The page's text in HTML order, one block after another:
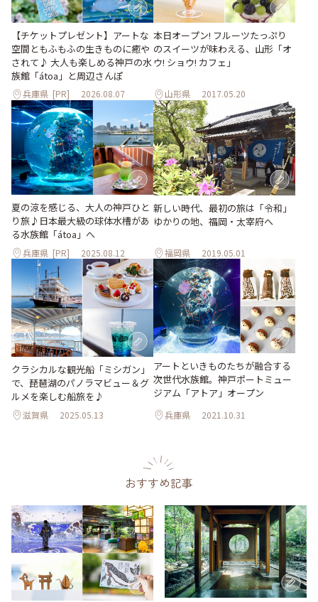
【チケットプレゼント】アートな
空間ともふもふの生きものに癒や
されて♪ 大人も楽しめる神戸の水
族館「átoa」と周辺さんぽ
兵庫県 [PR] 2026.08.07
本日オープン! フルーツたっぷり
のスイーツが味わえる、山形「オ
ウ! ショウ! カフェ」
山形県 2017.05.20
夏の涼を感じる、大人の神戸ひと
り旅♪日本最大級の球体水槽があ
る水族館「átoa」へ
兵庫県 [PR] 2025.08.12
新しい時代、最初の旅は「令和」
ゆかりの地、福岡・太宰府へ
福岡県 2019.05.01
クラシカルな観光船「ミシガン」
で、琵琶湖のパノラマビュー＆グ
ルメを楽しむ船旅を♪
滋賀県 2025.05.13
アートといきものたちが融合する
次世代水族館。神戸ポートミュー
ジアム「アトア」オープン
兵庫県 2021.10.31
おすすめ記事